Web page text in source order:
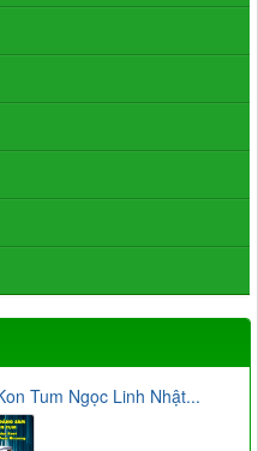
Tum Ngọc Linh Nhật...